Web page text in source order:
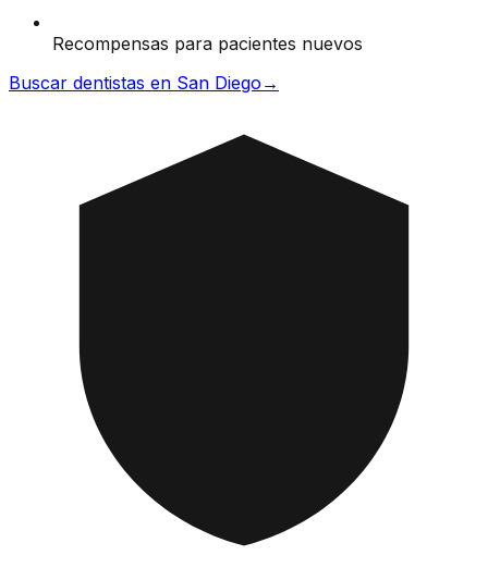
Recompensas para pacientes nuevos
Buscar dentistas en San Diego →